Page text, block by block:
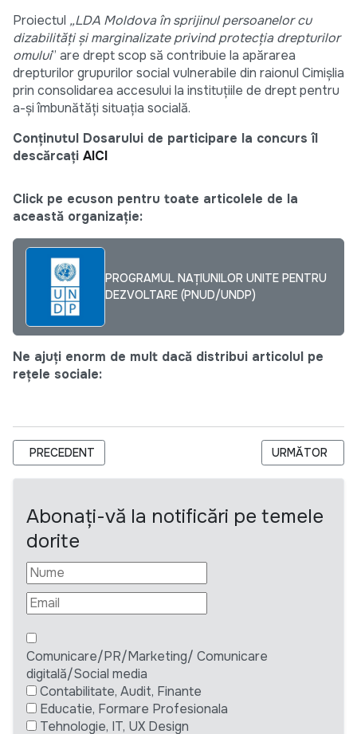
Proiectul „LDA Moldova în sprijinul persoanelor cu
dizabilități și marginalizate privind protecția drepturilor
omului” are drept scop să contribuie la apărarea
drepturilor grupurilor social vulnerabile din raionul Cimișlia
prin consolidarea accesului la instituțiile de drept pentru
a-și îmbunătăți situația socială.
Conținutul Dosarului de participare la concurs îl
descărcați AICI
Click pe ecuson pentru toate articolele de la
această organizație:
PROGRAMUL NAȚIUNILOR UNITE PENTRU
DEZVOLTARE (PNUD/UNDP)
Ne ajuți enorm de mult dacă distribui articolul pe
rețele sociale:
ARTICOL PRECEDENT: ASOCIAȚIA OBȘTEASCĂ CCF
PRECEDENT ARTICOLUL
URMĂTOR
Abonați-vă la notificări pe temele
dorite
Comunicare/PR/Marketing/ Comunicare
digitală/Social media
Contabilitate, Audit, Finante
Educatie, Formare Profesionala
Tehnologie, IT, UX Design